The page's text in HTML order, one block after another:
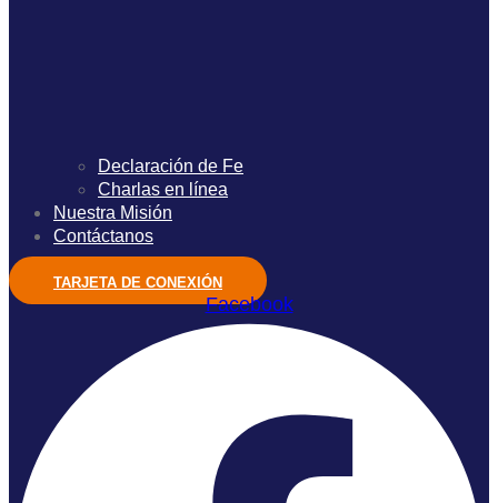
Declaración de Fe
Charlas en línea
Nuestra Misión
Contáctanos
TARJETA DE CONEXIÓN
Facebook